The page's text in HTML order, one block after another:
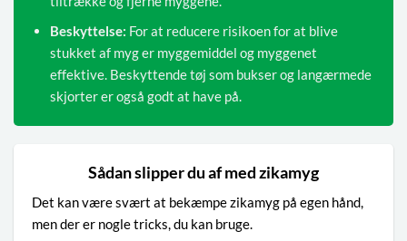
Beskyttelse: For at reducere risikoen for at blive
stukket af myg er myggemiddel og myggenet
effektive. Beskyttende tøj som bukser og langærmede
skjorter er også godt at have på.
Sådan slipper du af med zikamyg
Det kan være svært at bekæmpe zikamyg på egen hånd,
men der er nogle tricks, du kan bruge.